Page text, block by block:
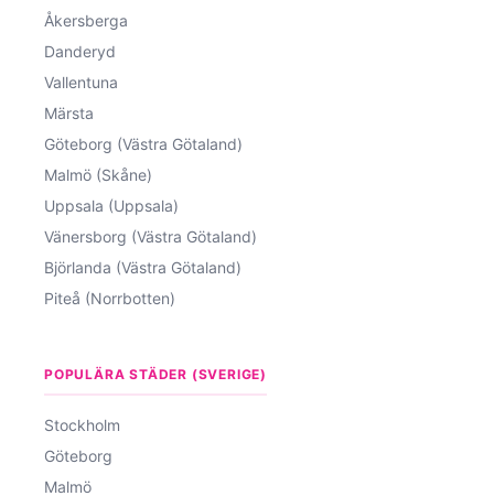
Åkersberga
Danderyd
Vallentuna
Märsta
Göteborg (Västra Götaland)
Malmö (Skåne)
Uppsala (Uppsala)
Vänersborg (Västra Götaland)
Björlanda (Västra Götaland)
Piteå (Norrbotten)
POPULÄRA STÄDER (SVERIGE)
Stockholm
Göteborg
Malmö